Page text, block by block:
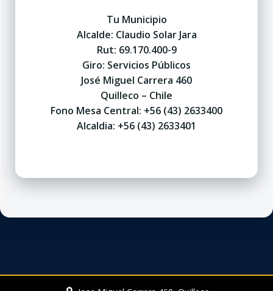
Tu Municipio
Alcalde: Claudio Solar Jara
Rut: 69.170.400-9
Giro: Servicios Públicos
José Miguel Carrera 460
Quilleco – Chile
Fono Mesa Central: +56 (43) 2633400
Alcaldia: +56 (43) 2633401